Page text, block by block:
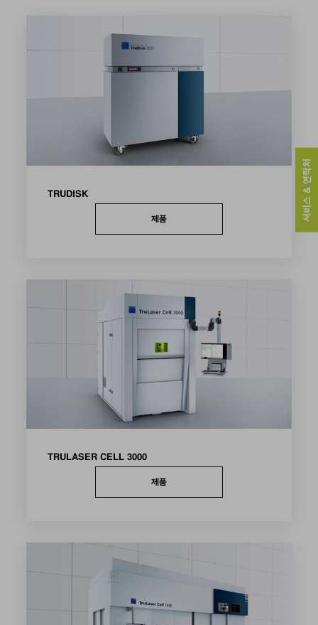
TRUDISK
제품
TRULASER CELL 3000
제품
서비스 & 연락처